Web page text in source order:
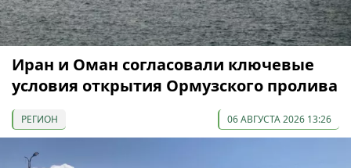
Иран и Оман согласовали ключевые
условия открытия Ормузского пролива
РЕГИОН 06 АВГУСТА 2026 13:26